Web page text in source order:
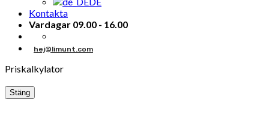
Kontakta
Vardagar 09.00 - 16.00
hej@limunt.com
Priskalkylator
Stäng